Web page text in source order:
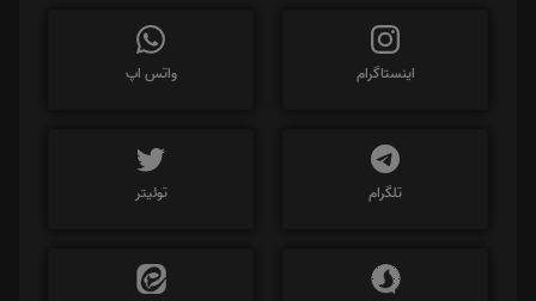
اینستاگرام واتس اپ
تلگرام توئیتر